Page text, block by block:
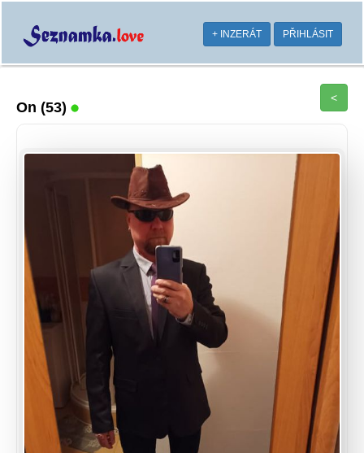
+ INZERÁT PŘIHLÁSIT
On (53)
<